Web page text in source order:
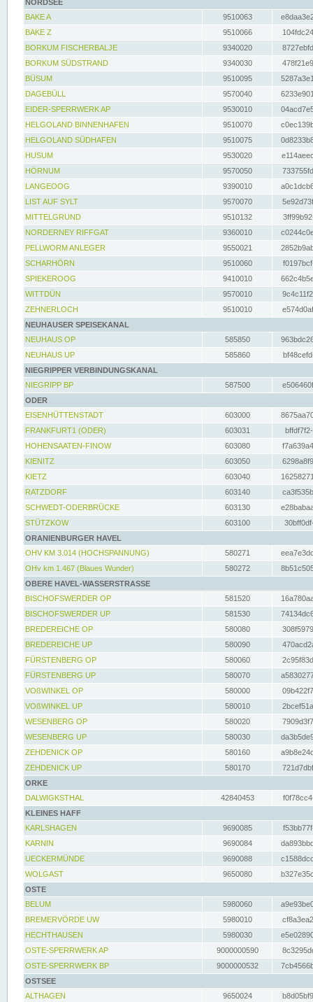
NORDSEE
BAKE A
9510063
BAKE Z
9510066
BORKUM FISCHERBALJE
9340020
BORKUM SÜDSTRAND
9340030
BÜSUM
9510095
DAGEBÜLL
9570040
EIDER-SPERRWERK AP
9530010
HELGOLAND BINNENHAFEN
9510070
HELGOLAND SÜDHAFEN
9510075
HUSUM
9530020
HÖRNUM
9570050
LANGEOOG
9390010
LIST AUF SYLT
9570070
MITTELGRUND
9510132
NORDERNEY RIFFGAT
9360010
PELLWORM ANLEGER
9550021
SCHARHÖRN
9510060
SPIEKEROOG
9410010
WITTDÜN
9570010
ZEHNERLOCH
9510010
NEUHAUSER SPEISEKANAL
NEUHAUS OP
585850
NEUHAUS UP
585860
NIEGRIPPER VERBINDUNGSKANAL
NIEGRIPP BP
587500
ODER
EISENHÜTTENSTADT
603000
FRANKFURT1 (ODER)
603031
HOHENSAATEN-FINOW
603080
KIENITZ
603050
KIETZ
603040
RATZDORF
603140
SCHWEDT-ODERBRÜCKE
603130
STÜTZKOW
603100
ORANIENBURGER HAVEL
OHV KM 3.014 (HOCHSPANNUNG)
580271
OHv km 1.467 (Blaues Wunder)
580272
OBERE HAVEL-WASSERSTRASSE
BISCHOFSWERDER OP
581520
BISCHOFSWERDER UP
581530
BREDEREICHE OP
580080
BREDEREICHE UP
580090
FÜRSTENBERG OP
580060
FÜRSTENBERG UP
580070
VOßWINKEL OP
580000
VOßWINKEL UP
580010
WESENBERG OP
580020
WESENBERG UP
580030
ZEHDENICK OP
580160
ZEHDENICK UP
580170
ORKE
DALWIGKSTHAL
42840453
KLEINES HAFF
KARLSHAGEN
9690085
KARNIN
9690084
UECKERMÜNDE
9690088
WOLGAST
9650080
OSTE
BELUM
5980060
BREMERVÖRDE UW
5980010
HECHTHAUSEN
5980030
OSTE-SPERRWERK AP
9000000590
OSTE-SPERRWERK BP
9000000532
OSTSEE
ALTHAGEN
9650024